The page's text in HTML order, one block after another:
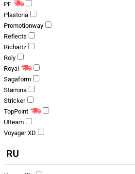
PF
Plastoria
Promotionway
Reflects
Richartz
Roly
Royal
Sagaform
Stamina
Stricker
TopPoint
Utteam
Voyager XD
RU